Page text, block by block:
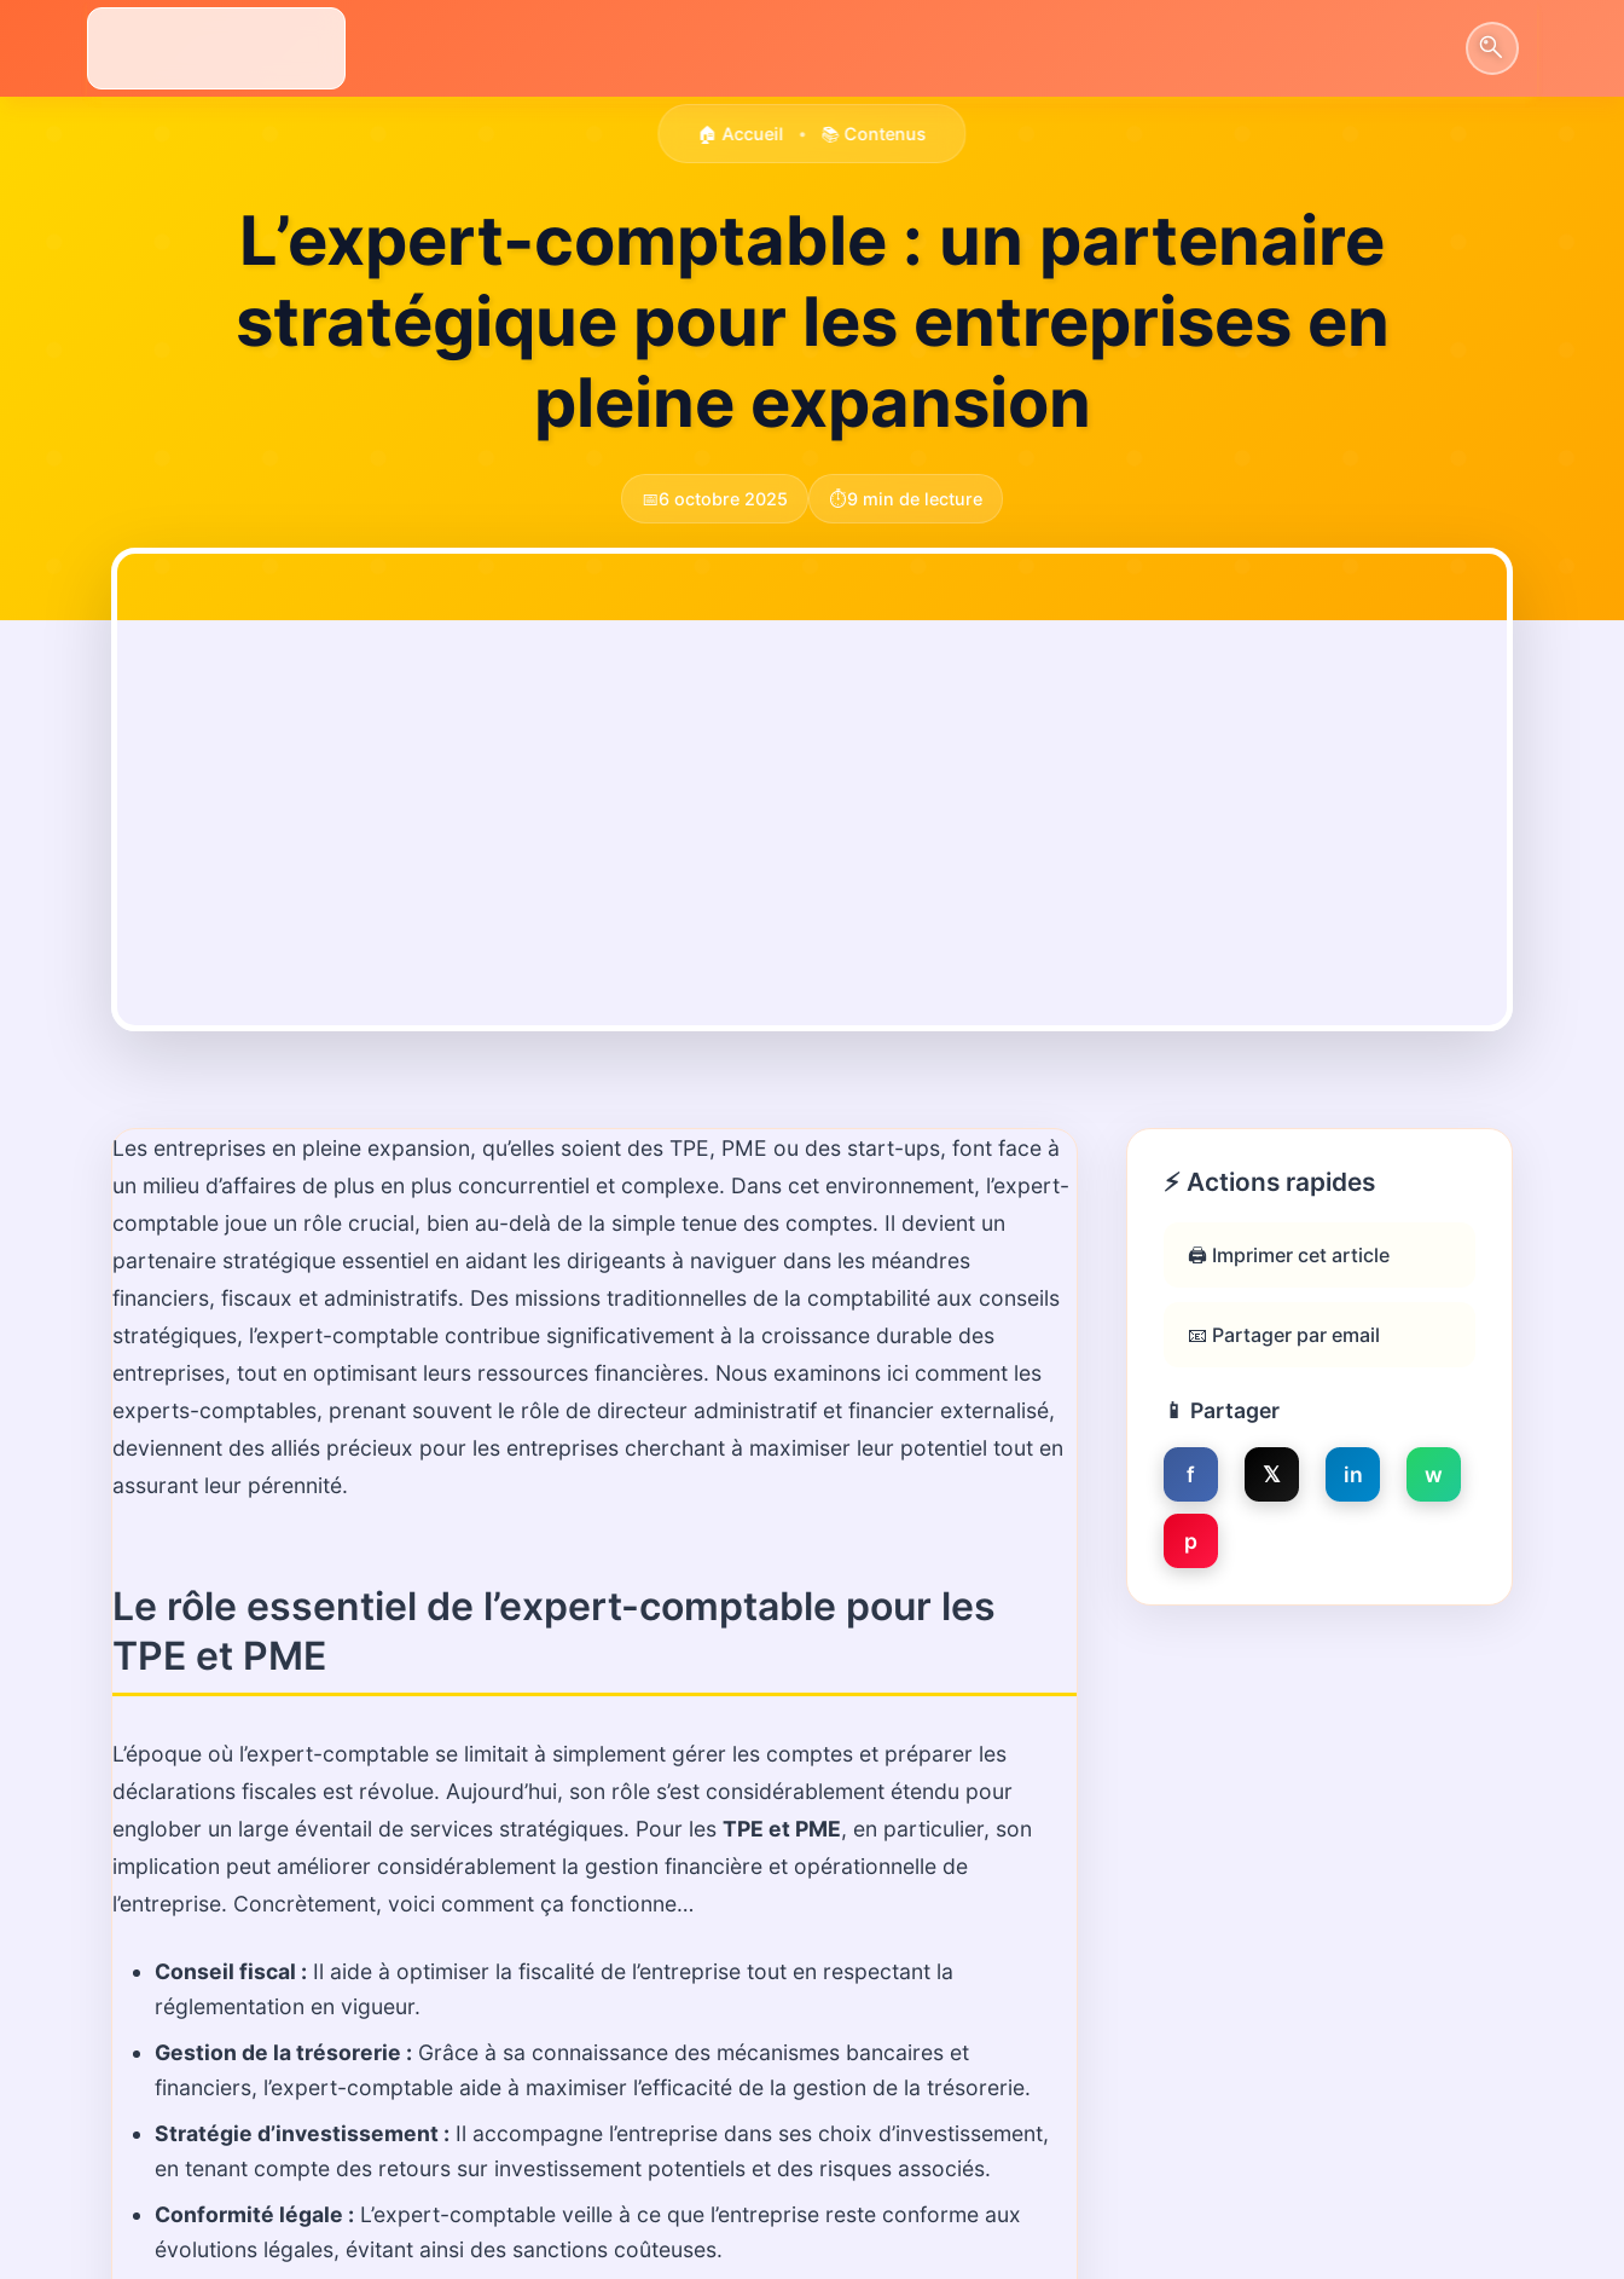
🏠 Accueil • 📚 Contenus
L’expert-comptable : un partenaire
stratégique pour les entreprises en
pleine expansion
📅6 octobre 2025 ⏱️9 min de lecture
Les entreprises en pleine expansion, qu’elles soient des TPE, PME ou des start-ups, font face à
un milieu d’affaires de plus en plus concurrentiel et complexe. Dans cet environnement, l’expert-
comptable joue un rôle crucial, bien au-delà de la simple tenue des comptes. Il devient un
partenaire stratégique essentiel en aidant les dirigeants à naviguer dans les méandres
financiers, fiscaux et administratifs. Des missions traditionnelles de la comptabilité aux conseils
stratégiques, l’expert-comptable contribue significativement à la croissance durable des
entreprises, tout en optimisant leurs ressources financières. Nous examinons ici comment les
experts-comptables, prenant souvent le rôle de directeur administratif et financier externalisé,
deviennent des alliés précieux pour les entreprises cherchant à maximiser leur potentiel tout en
assurant leur pérennité.
Le rôle essentiel de l’expert-comptable pour les
TPE et PME
L’époque où l’expert-comptable se limitait à simplement gérer les comptes et préparer les
déclarations fiscales est révolue. Aujourd’hui, son rôle s’est considérablement étendu pour
englober un large éventail de services stratégiques. Pour les TPE et PME, en particulier, son
implication peut améliorer considérablement la gestion financière et opérationnelle de
l’entreprise. Concrètement, voici comment ça fonctionne…
Conseil fiscal : Il aide à optimiser la fiscalité de l’entreprise tout en respectant la
réglementation en vigueur.
Gestion de la trésorerie : Grâce à sa connaissance des mécanismes bancaires et
financiers, l’expert-comptable aide à maximiser l’efficacité de la gestion de la trésorerie.
Stratégie d’investissement : Il accompagne l’entreprise dans ses choix d’investissement,
en tenant compte des retours sur investissement potentiels et des risques associés.
Conformité légale : L’expert-comptable veille à ce que l’entreprise reste conforme aux
évolutions légales, évitant ainsi des sanctions coûteuses.
⚡ Actions rapides
🖨️ Imprimer cet article
📧 Partager par email
📱 Partager
f 𝕏 in w
p